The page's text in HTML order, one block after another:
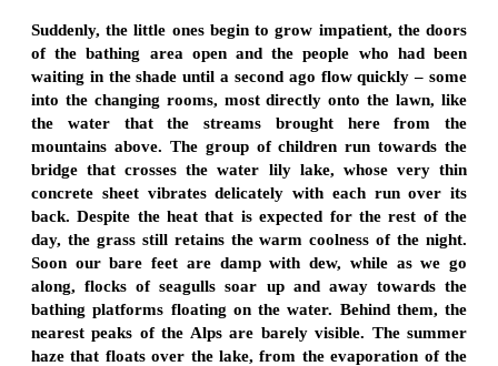
Suddenly, the little ones begin to grow impatient, the doors
of the bathing area open and the people who had been
waiting in the shade until a second ago flow quickly – some
into the changing rooms, most directly onto the lawn, like
the water that the streams brought here from the
mountains above. The group of children run towards the
bridge that crosses the water lily lake, whose very thin
concrete sheet vibrates delicately with each run over its
back. Despite the heat that is expected for the rest of the
day, the grass still retains the warm coolness of the night.
Soon our bare feet are damp with dew, while as we go
along, flocks of seagulls soar up and away towards the
bathing platforms floating on the water. Behind them, the
nearest peaks of the Alps are barely visible. The summer
haze that floats over the lake, from the evaporation of the